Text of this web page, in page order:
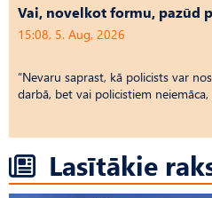
Vai, novelkot formu, pazūd
15:08, 5. Aug, 2026
“Nevaru saprast, kā policists var
darbā, bet vai policistiem
Lasītākie